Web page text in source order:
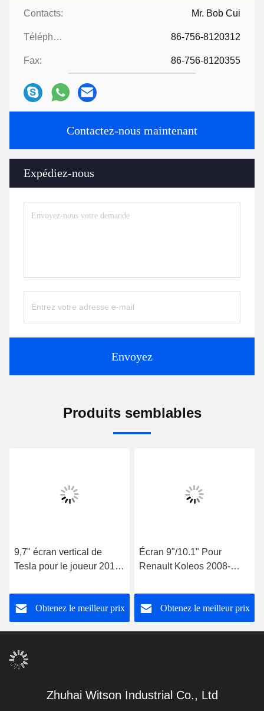
Contacts: Mr. Bob Cui
Téléphone: 86-756-8120312
Fax: 86-756-8120355
Contactez-nous maintenant
Expédiez-nous
Envoyez
Produits semblables
9,7" écran vertical de
Tesla pour le joueur 2016-
talisman de Renault
Megane 4 Samsung
Koleos
Obtenez le meilleur prix
Écran 9"/10.1" Pour
Renault Koleos 2008-
pour voiture
Obtenez le meilleur prix
Zhuhai Witson Industrial Co., Ltd